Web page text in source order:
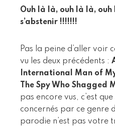
Ouh là là, ouh là là,
s’abstenir !!!!!!!
Pas la peine d’aller voir
vu les deux précédents :
International Man of
The Spy Who Shagged
pas encore vus, c’est
concernés par ce genre
parodie n’est pas votre